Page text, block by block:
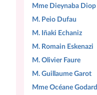
Mme Dieynaba Diop
M. Peio Dufau
M. Iñaki Echaniz
M. Romain Eskenazi
M. Olivier Faure
M. Guillaume Garot
Mme Océane Godard